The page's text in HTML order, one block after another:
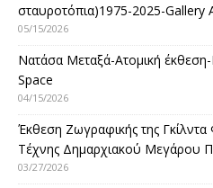
σταυροτόπια)1975-2025-Gallery
05/15/2026
Νατάσα Μεταξά-Ατομική
Space
04/15/2026
Έκθεση Ζωγραφικής της
Τέχνης Δημαρχιακού Μεγάρου
03/27/2026